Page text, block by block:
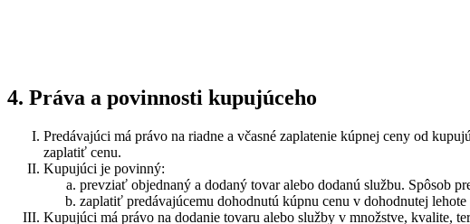
4. Práva a povinnosti kupujúceho
Predávajúci má právo na riadne a včasné zaplatenie kúpnej ceny od
zaplatiť cenu.
Kupujúci je povinný:
prevziať objednaný a dodaný tovar alebo dodanú službu. Spôsob
zaplatiť predávajúcemu dohodnutú kúpnu cenu v dohodnutej
Kupujúci má právo na dodanie tovaru alebo služby v množstve, kvalite,